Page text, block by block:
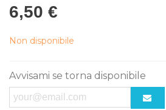
6,50 €
Non disponibile
Avvisami se torna disponibile